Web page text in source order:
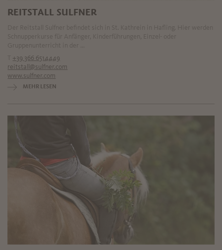
REITSTALL SULFNER
+39 366 6514449
reitstall@sulfner.com
www.sulfner.com
MEHR LESEN